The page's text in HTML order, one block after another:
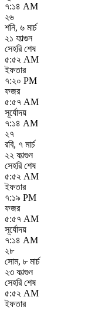
৭:১৪ AM
২৬
শনি, ৬ মার্চ
২১ ফাল্গুন
সেহরি শেষ
৫:৫২ AM
ইফতার
৭:২০ PM
ফজর
৫:৫৭ AM
সূর্যোদয়
৭:১৪ AM
২৭
রবি, ৭ মার্চ
২২ ফাল্গুন
সেহরি শেষ
৫:৫২ AM
ইফতার
৭:১৯ PM
ফজর
৫:৫৭ AM
সূর্যোদয়
৭:১৪ AM
২৮
সোম, ৮ মার্চ
২৩ ফাল্গুন
সেহরি শেষ
৫:৫২ AM
ইফতার